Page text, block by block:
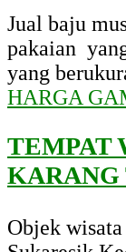
Jual baju
pakaian
yang
HARGA
TEMPAT
KARANG
Objek